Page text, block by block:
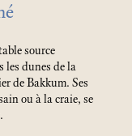
source
dunes de la
de Bakkum. Ses
ou à la craie, se